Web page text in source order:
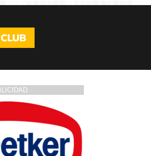
CLUB